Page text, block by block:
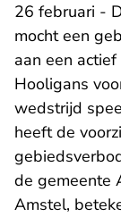
26 februari -
mocht een
aan een
Hooligans
wedstrijd
heeft de
de gemeente
Amstel,